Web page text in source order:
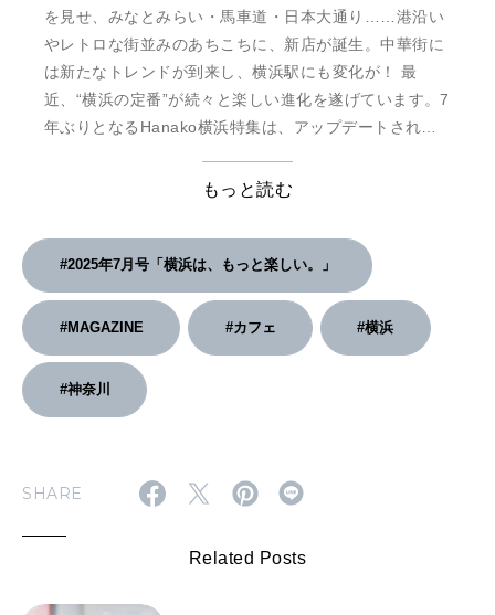
を見せ、みなとみらい・馬車道・日本大通り……港沿い
やレトロな街並みのあちこちに、新店が誕生。中華街に
は新たなトレンドが到来し、横浜駅にも変化が！ 最
近、“横浜の定番”が続々と楽しい進化を遂げています。7
年ぶりとなるHanako横浜特集は、アップデートされた
陽軒〉のシウマイとひょうちゃん！ 掲載全店を網羅した
もっと読む
#2025年7月号「横浜は、もっと楽しい。」
#MAGAZINE #カフェ #横浜
#神奈川
SHARE
Related Posts